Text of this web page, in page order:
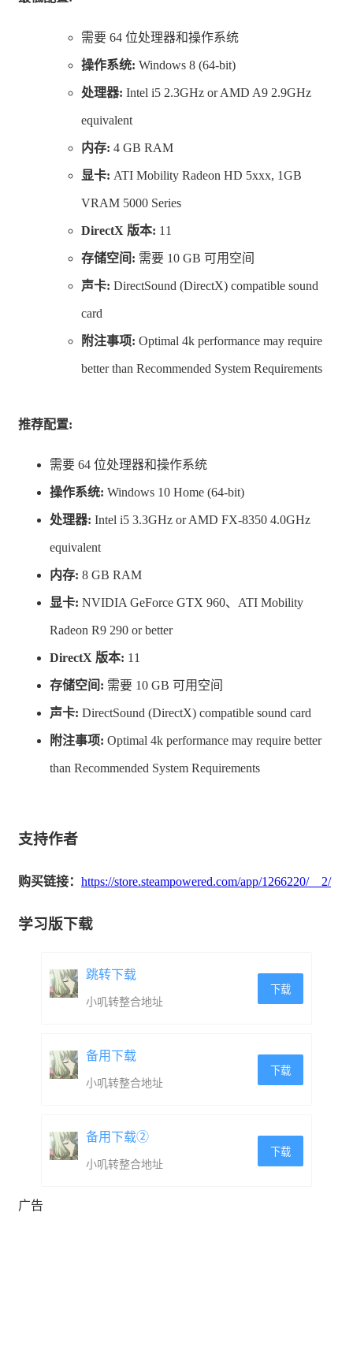
登场角色全语音！录制语音总计12,000条以上！
同时搭载多个角色根据状况展开对话的场景语音和营地事
前作搭载的击飞敌人造成追加伤害的「击飞Bug」升级为
「超级击飞Bug」。
使用带有此效果的技能攻击敌人，可使敌人飞得更远。选
择攻击方向，使用会触发「超级击飞Bug」的技能攻击敌
伤害。
探索区域是以孤儿院「华兹渥斯」为中心的各个区域。
探索怪物游荡的区域，解开「里茨什瓦拉」入夜后诅咒蔓
延的谜团吧。
需要 64 位处理器和操作系统
操作系统: Windows 8 (64-bit)
处理器: Intel i5 2.3GHz or AMD A9 2.9GHz
equivalent
内存: 4 GB RAM
显卡: ATI Mobility Radeon HD 5xxx, 1GB
VRAM 5000 Series
DirectX 版本: 11
存储空间: 需要 10 GB 可用空间
声卡: DirectSound (DirectX) compatible sound
card
附注事项: Optimal 4k performance may require
better than Recommended System Requirements
推荐配置:
需要 64 位处理器和操作系统
操作系统: Windows 10 Home (64-bit)
处理器: Intel i5 3.3GHz or AMD FX-8350 4.0GHz
equivalent
内存: 8 GB RAM
显卡: NVIDIA GeForce GTX 960、ATI Mobility
Radeon R9 290 or better
DirectX 版本: 11
存储空间: 需要 10 GB 可用空间
声卡: DirectSound (DirectX) compatible sound card
附注事项: Optimal 4k performance may require better
than Recommended System Requirements
支持作者
购买链接： https://store.steampowered.com/app/1266220/__2/
学习版下载
跳转下载
小叽转整合地址
下载
备用下载
小叽转整合地址
下载
备用下载②
小叽转整合地址
下载
广告